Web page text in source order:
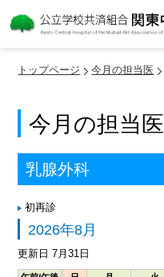
トップページ 今月の担当医
今月の担当医
乳腺外科
初再診
2026年8月
更新日 7月31日